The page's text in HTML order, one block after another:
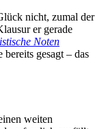
nicht, zumal der
er gerade
Noten
gesagt – das
weiten